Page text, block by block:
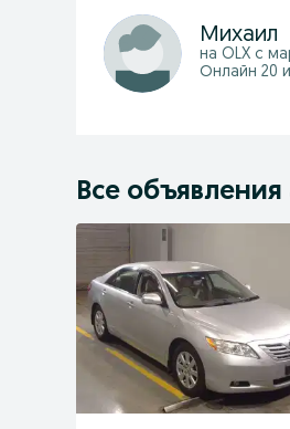
Михаил
на OLX с
Онлайн 20
Все объявления